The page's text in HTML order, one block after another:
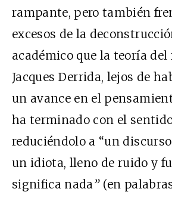
rampante, pero también
excesos de la
académico que la teoría del
Jacques Derrida, lejos de
un avance en el
ha terminado con el
reduciéndolo a “un
un idiota, lleno de ruido y
significa nada” (en